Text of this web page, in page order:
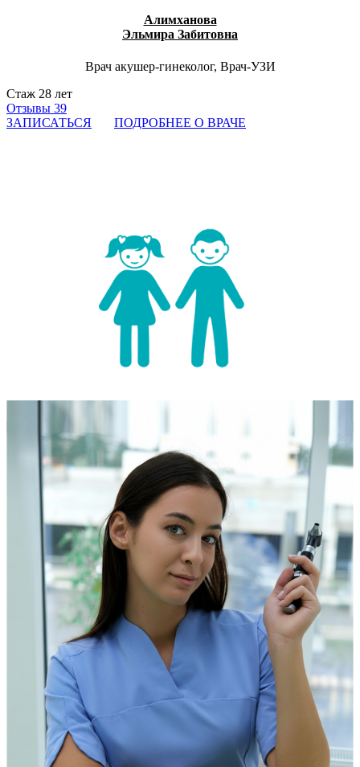
Алимханова
Эльмира Забитовна
Врач акушер-гинеколог, Врач-УЗИ
Стаж 28 лет
Отзывы 39
ЗАПИСАТЬСЯ
ПОДРОБНЕЕ О ВРАЧЕ